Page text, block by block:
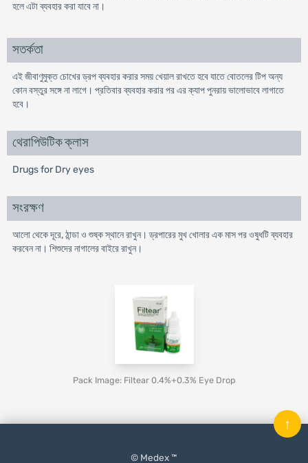
হলে এটা ব্যবহার করা যাবে না।
সতর্কতা
এই জীবাণুমুক্ত চোখের ড্রপ ব্যবহার করার সময় খেয়াল রাখতে হবে যাতে বােতলের টিপ অন্য
কোন বস্তুর সঙ্গে না লাগে। প্রতিবার ব্যবহার করার পর এর ক্যাপ পুনরায় ভালােভাবে লাগাতে
হবে।
থেরাপিউটিক ক্লাস
Drugs for Dry eyes
সংরক্ষণ
আলো থেকে দূরে, ঠান্ডা ও শুষ্ক স্থানে রাখুন। ড্রপারের মুখ খােলার এক মাস পর ওষুধটি ব্যবহার
করবেন না। শিশুদের নাগালের বাইরে রাখুন।
Pack Image: Filtear 0.4%+0.3% Eye Drop
© Medex ™
↑